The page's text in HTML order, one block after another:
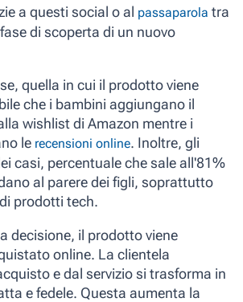
a questi social o al passaparola tra
di scoperta di un nuovo
quella in cui il prodotto viene
che i bambini aggiungano il
wishlist di Amazon mentre i
le recensioni online. Inoltre, gli
casi, percentuale che sale all'81%
al parere dei figli, soprattutto
prodotti tech.
decisione, il prodotto viene
online. La clientela
e dal servizio si trasforma in
e fedele. Questa aumenta la